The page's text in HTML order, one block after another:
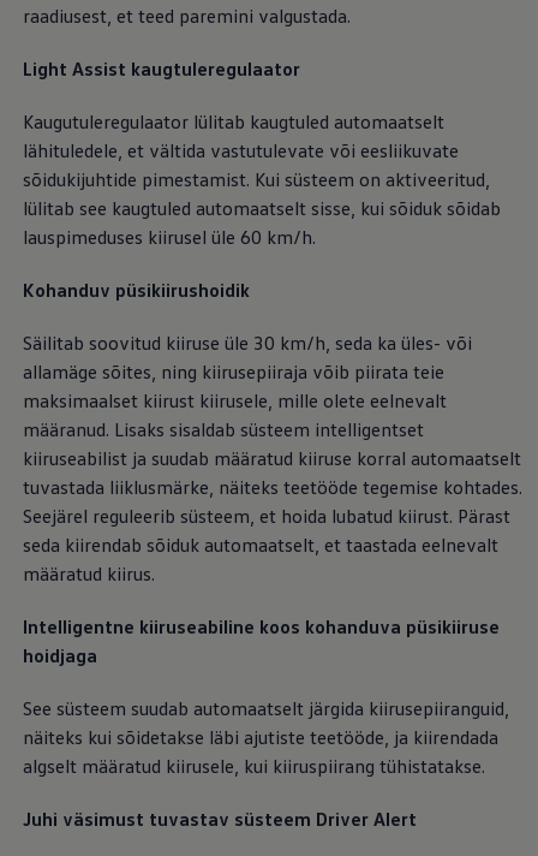
raadiusest, et teed paremini valgustada.
Light Assist kaugtuleregulaator
Kaugutuleregulaator lülitab kaugtuled automaatselt
lähituledele, et vältida vastutulevate või eesliikuvate
sõidukijuhtide pimestamist. Kui süsteem on aktiveeritud,
lülitab see kaugtuled automaatselt sisse, kui sõiduk sõidab
lauspimeduses kiirusel üle 60 km/h.
Kohanduv püsikiirushoidik
Säilitab soovitud kiiruse üle 30 km/h, seda ka üles- või
allamäge sõites, ning kiirusepiiraja võib piirata teie
maksimaalset kiirust kiirusele, mille olete eelnevalt
määranud. Lisaks sisaldab süsteem intelligentset
kiiruseabilist ja suudab määratud kiiruse korral automaatselt
tuvastada liiklusmärke, näiteks teetööde tegemise kohtades.
Seejärel reguleerib süsteem, et hoida lubatud kiirust. Pärast
seda kiirendab sõiduk automaatselt, et taastada eelnevalt
määratud kiirus.
Intelligentne kiiruseabiline koos kohanduva püsikiiruse
hoidjaga
See süsteem suudab automaatselt järgida kiirusepiiranguid,
näiteks kui sõidetakse läbi ajutiste teetööde, ja kiirendada
algselt määratud kiirusele, kui kiiruspiirang tühistatakse.
Juhi väsimust tuvastav süsteem Driver Alert